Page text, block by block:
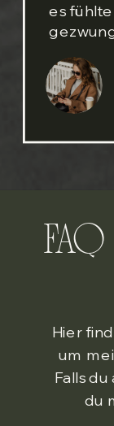
es
Hier
um
Falls
du
FAQ